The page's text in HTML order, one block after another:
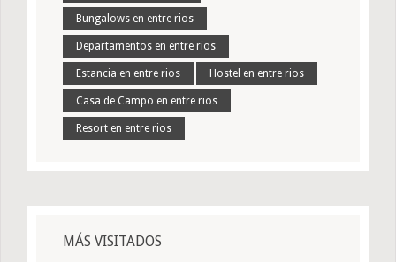
Bungalows en entre rios
Departamentos en entre rios
Estancia en entre rios Hostel en entre rios
Casa de Campo en entre rios
Resort en entre rios
MÁS VISITADOS